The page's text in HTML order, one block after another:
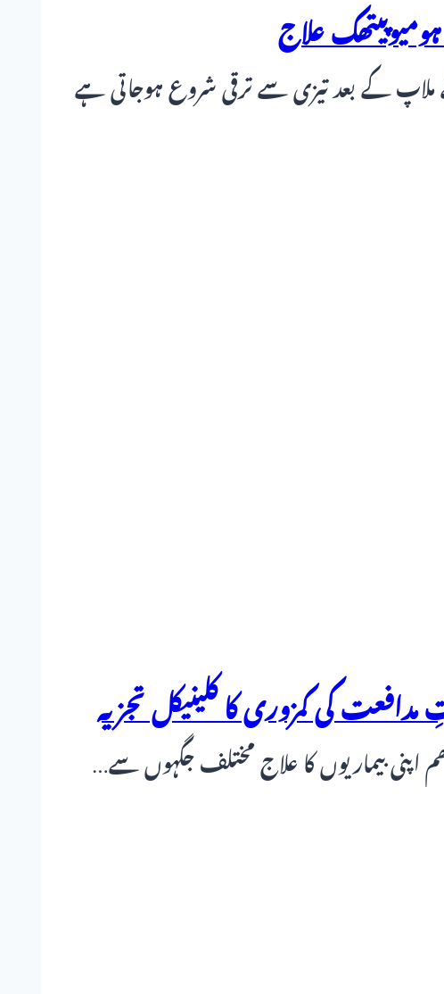
علاج
کے ملاپ کے بعد تیزی سے ترقی شروع ہوجاتی ہے
کی کمزوری کا کلینیکل تجزیہ
اپنی بیماریوں کا علاج مختلف جگہوں سے…